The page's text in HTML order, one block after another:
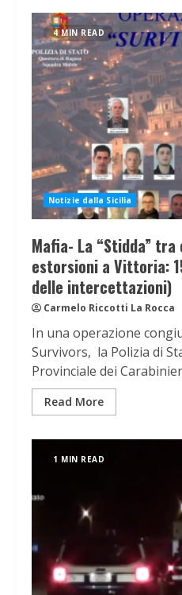
4 MIN READ
Notizie dalla Sicilia
Mafia- La “Stidda”
estorsioni a Vittoria:
delle intercettazioni)
Carmelo Riccotti La Rocca
In una operazione
Survivors, la Polizia di
Provinciale dei
Read More
1 MIN READ